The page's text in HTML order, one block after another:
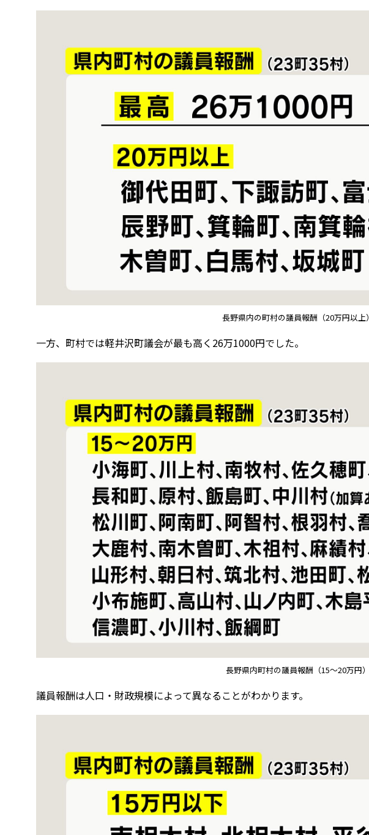
長野県内の町村の議員報酬（20万円以上）
一方、町村では軽井沢町議会が最も高く26万1000円でした。
長野県内町村の議員報酬（15～20万円）
議員報酬は人口・財政規模によって異なることがわかります。